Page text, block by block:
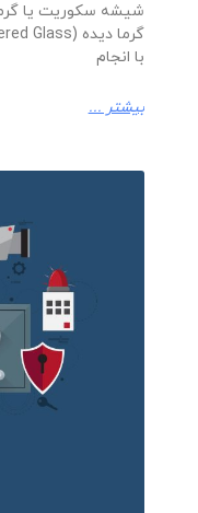
شیشه سکوریت یا
با انجام
بیشتر ...